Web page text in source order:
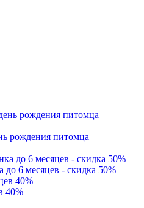
рождения питомца
до 6 месяцев - скидка 50%
40%